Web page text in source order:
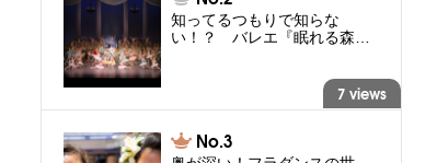
知ってるつもりで知らな
い！？ バレエ『眠れる森…
7 views